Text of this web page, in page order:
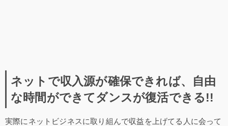
ネットで収入源が確保できれば、自由
な時間ができてダンスが復活できる!!
実際にネットビジネスに取り組んで収益を上げてる人に会って